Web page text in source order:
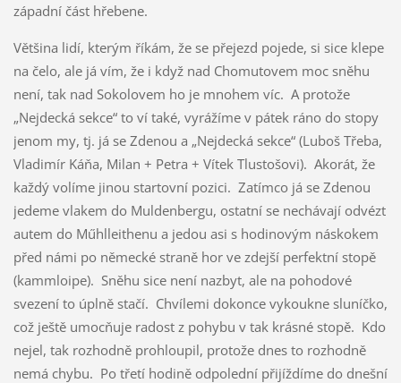
západní část hřebene.
Většina lidí, kterým říkám, že se přejezd pojede, si sice klepe
na čelo, ale já vím, že i když nad Chomutovem moc sněhu
není, tak nad Sokolovem ho je mnohem víc. A protože
„Nejdecká sekce“ to ví také, vyrážíme v pátek ráno do stopy
jenom my, tj. já se Zdenou a „Nejdecká sekce“ (Luboš Třeba,
Vladimír Káňa, Milan + Petra + Vítek Tlustošovi). Akorát, že
každý volíme jinou startovní pozici. Zatímco já se Zdenou
jedeme vlakem do Muldenbergu, ostatní se nechávají odvézt
autem do Műhlleithenu a jedou asi s hodinovým náskokem
před námi po německé straně hor ve zdejší perfektní stopě
(kammloipe). Sněhu sice není nazbyt, ale na pohodové
svezení to úplně stačí. Chvílemi dokonce vykoukne sluníčko,
což ještě umocňuje radost z pohybu v tak krásné stopě. Kdo
nejel, tak rozhodně prohloupil, protože dnes to rozhodně
nemá chybu. Po třetí hodině odpolední přijíždíme do dnešní